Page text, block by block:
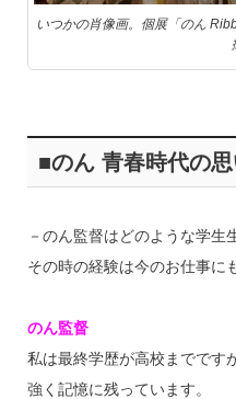
いつかの肖像画。個展「のん
■のん 青春時代の思
－のん監督はどのような学生
その時の経験は今のお仕事に
のん監督
私は最終学歴が高校までです
強く記憶に残っています。